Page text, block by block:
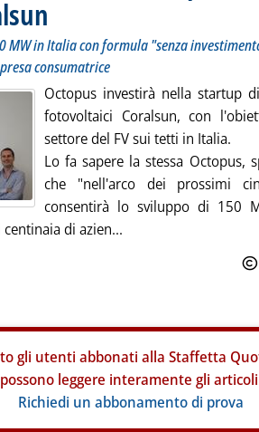
MW in Italia con formula "senza
consumatrice
Octopus investirà nella startup
fotovoltaici Coralsun, con
settore del FV sui tetti in Italia.
Lo fa sapere la stessa Octopus,
che "nell'arco dei prossimi
consentirà lo sviluppo di 150
di azien...
gli utenti abbonati alla Staffetta
possono leggere interamente gli
Richiedi un abbonamento di prova